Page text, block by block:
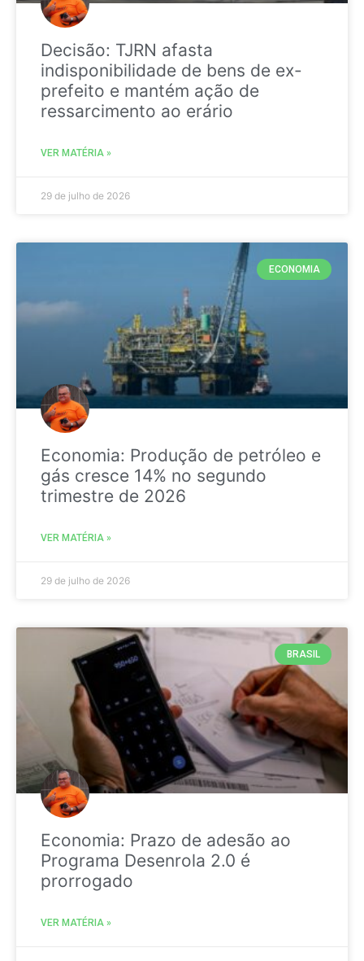
Decisão: TJRN afasta
indisponibilidade de bens de ex-
prefeito e mantém ação de
ressarcimento ao erário
VER MATÉRIA »
29 de julho de 2026
ECONOMIA
Economia: Produção de petróleo e
gás cresce 14% no segundo
trimestre de 2026
VER MATÉRIA »
29 de julho de 2026
BRASIL
Economia: Prazo de adesão ao
Programa Desenrola 2.0 é
prorrogado
VER MATÉRIA »